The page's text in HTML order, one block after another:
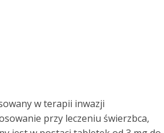
w terapii inwazji
przy leczeniu świerzbca,